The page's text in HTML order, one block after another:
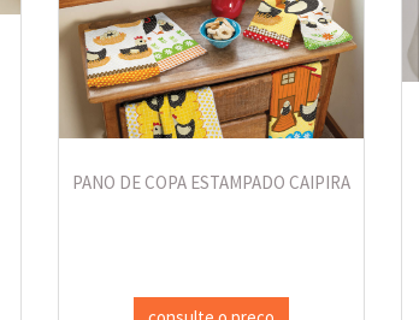
PANO DE COPA ESTAMPADO CAIPIRA